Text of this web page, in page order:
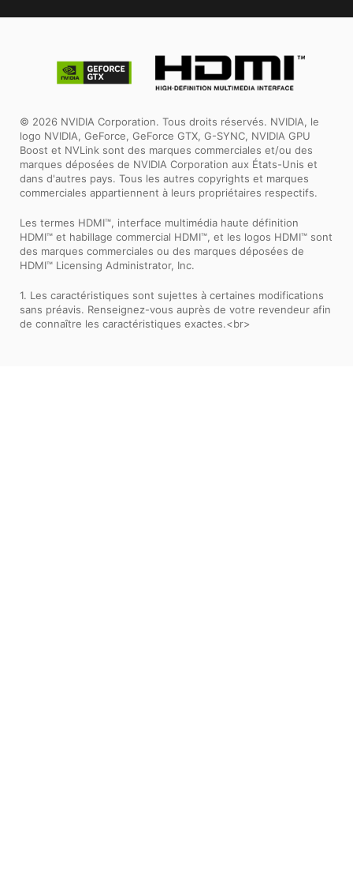
© 2026 NVIDIA Corporation. Tous droits réservés. NVIDIA, le
logo NVIDIA, GeForce, GeForce GTX, G-SYNC, NVIDIA GPU
Boost et NVLink sont des marques commerciales et/ou des
marques déposées de NVIDIA Corporation aux États-Unis et
dans d'autres pays. Tous les autres copyrights et marques
commerciales appartiennent à leurs propriétaires respectifs.
Les termes HDMI™, interface multimédia haute définition
HDMI™ et habillage commercial HDMI™, et les logos HDMI™ sont
des marques commerciales ou des marques déposées de
HDMI™ Licensing Administrator, Inc.
1. Les caractéristiques sont sujettes à certaines modifications
sans préavis. Renseignez-vous auprès de votre revendeur afin
de connaître les caractéristiques exactes.<br>